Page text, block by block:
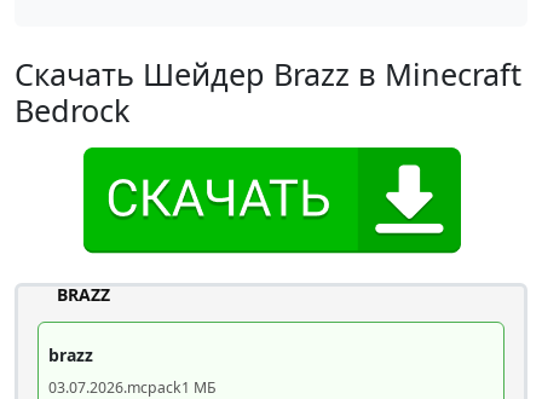
Скачать Шейдер Brazz в Minecraft
Bedrock
BRAZZ
brazz
03.07.2026.mcpack1 МБ